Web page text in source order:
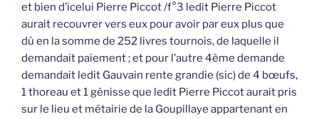
et bien d’icelui Pierre Piccot /f°3 ledit Pierre Piccot
aurait recouvrer vers eux pour avoir par eux plus que
dû en la somme de 252 livres tournois, de laquelle il
demandait paiement ; et pour l’autre 4ème demande
demandait ledit Gauvain rente grandie (sic) de 4 bœufs,
1 thoreau et 1 génisse que ledit Pierre Piccot aurait pris
sur le lieu et métairie de la Goupillaye appartenant en